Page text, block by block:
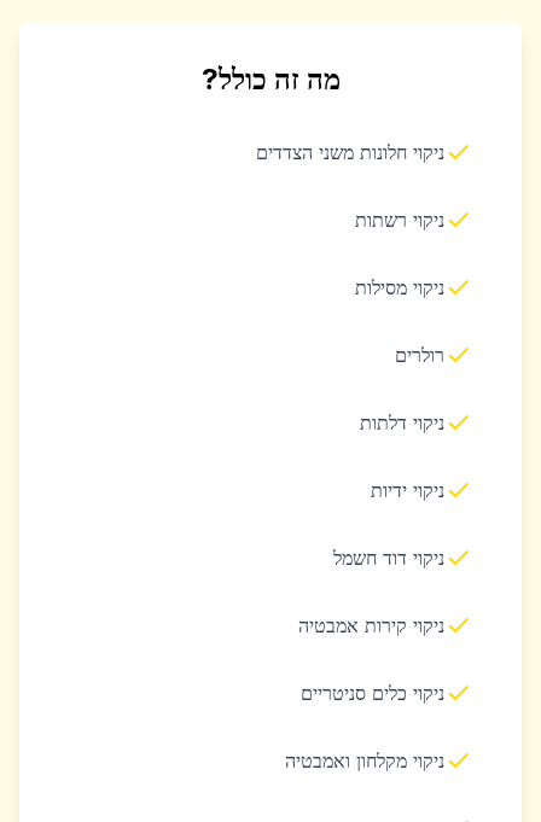
מה זה כולל?
ניקוי חלונות משני הצדדים
ניקוי רשתות
ניקוי מסילות
רולרים
ניקוי דלתות
ניקוי ידיות
ניקוי דוד חשמל
ניקוי קירות אמבטיה
ניקוי כלים סניטריים
ניקוי מקלחון ואמבטיה